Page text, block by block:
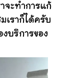
จะทำการแก้
เราก็ได้ครับ
งบริการของ